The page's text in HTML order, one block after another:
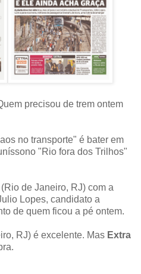
precisou de trem ontem
no transporte" é bater em
"Rio fora dos Trilhos"
(Rio de Janeiro, RJ) com a
Lopes, candidato a
de quem ficou a pé ontem.
RJ) é excelente. Mas Extra